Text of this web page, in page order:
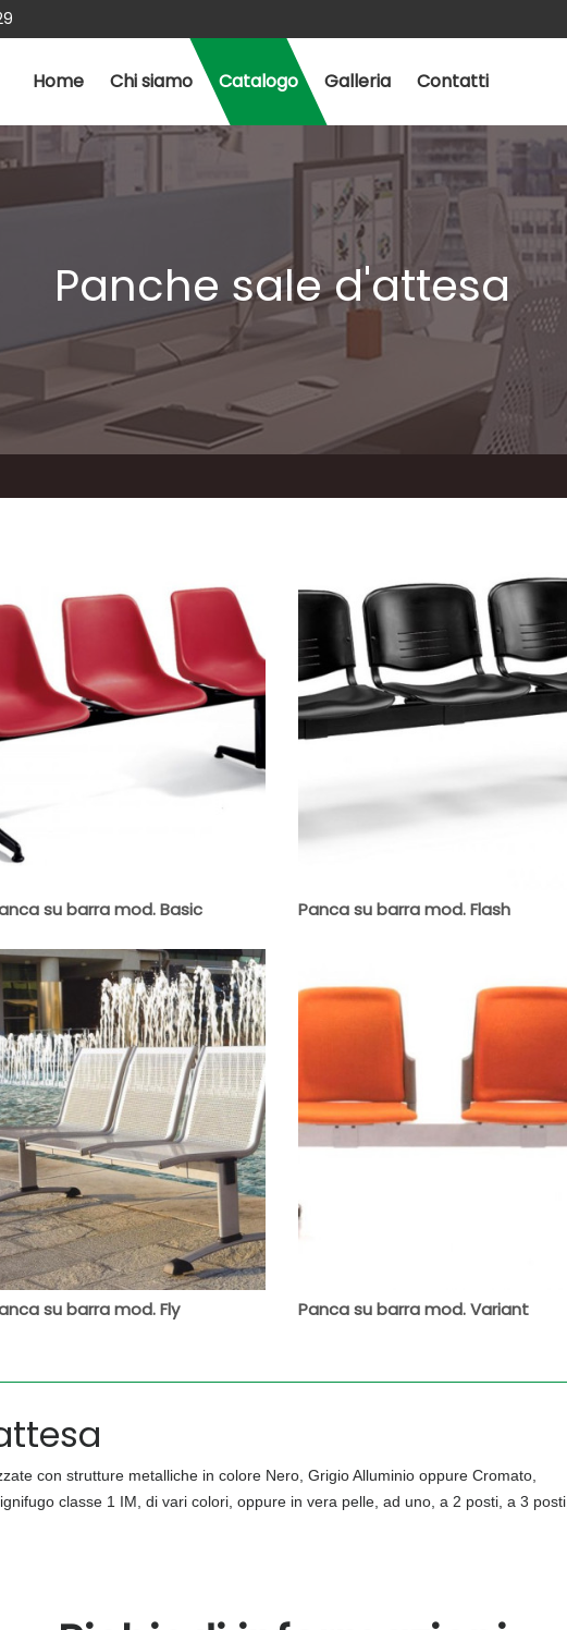
Home Chi siamo Catalogo Galleria Contatti
Panche sale d'attesa
su barra mod. Basic Panca su barra mod. Flash
su barra mod. Fly Panca su barra mod. Variant
con strutture metalliche in colore Nero, Grigio Alluminio oppure Cromato,
classe 1 IM, di vari colori, oppure in vera pelle, ad uno, a 2 posti, a 3 posti,